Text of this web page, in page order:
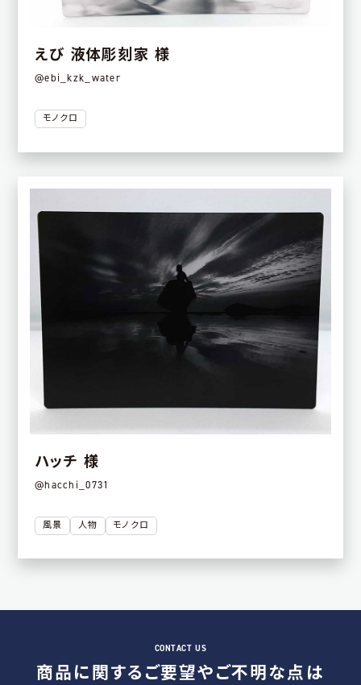
えび 液体彫刻家 様
@ebi_kzk_water
モノクロ
ハッチ 様
@hacchi_0731
風景 人物 モノクロ
商品に関するご要望やご不明な点は